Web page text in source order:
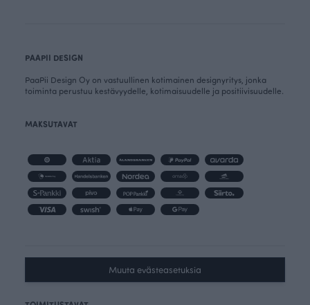
PAAPII DESIGN
PaaPii Design Oy on vastuullinen kotimainen designyritys, jonka
toiminta perustuu kestävyydelle, kotimaisuudelle ja positiivisuudelle.
MAKSUTAVAT
Muuta evästeasetuksia